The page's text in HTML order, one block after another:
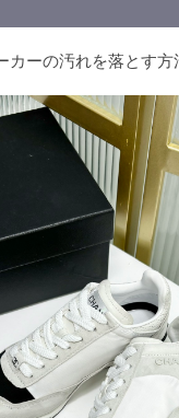
カーの汚れを落とす方